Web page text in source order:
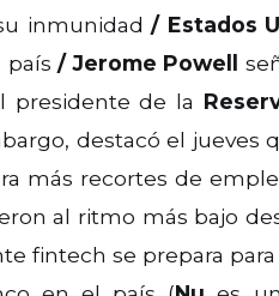
inmunidad/ Estados
país/ Jerome Powell
presidente de la
destacó el jueves
más recortes de
al ritmo más bajo
fintech se prepara